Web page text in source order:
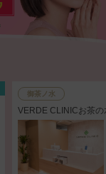
御茶ノ水
VERDE CLINICお茶